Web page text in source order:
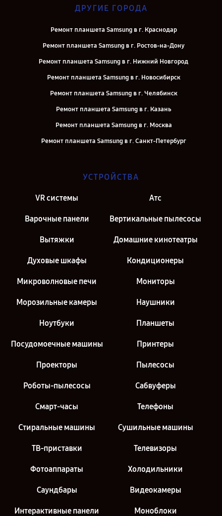
ДРУГИЕ ГОРОДА
Ремонт планшета Samsung в г. Краснодар
Ремонт планшета Samsung в г. Ростов-на-Дону
Ремонт планшета Samsung в г. Нижний Новгород
Ремонт планшета Samsung в г. Новосибирск
Ремонт планшета Samsung в г. Челябинск
Ремонт планшета Samsung в г. Казань
Ремонт планшета Samsung в г. Москва
Ремонт планшета Samsung в г. Санкт-Петербург
УСТРОЙСТВА
VR системы Атс
Варочные панели Вертикальные пылесосы
Вытяжки Домашние кинотеатры
Духовые шкафы Кондиционеры
Микроволновые печи Мониторы
Морозильные камеры Наушники
Ноутбуки Планшеты
Посудомоечные машины Принтеры
Проекторы Пылесосы
Роботы-пылесосы Сабвуферы
Смарт-часы Телефоны
Стиральные машины Сушильные машины
ТВ-приставки Телевизоры
Фотоаппараты Холодильники
Саундбары Видеокамеры
Интерактивные панели Моноблоки